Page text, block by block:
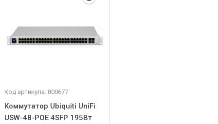
Код артикула: 800677
Коммутатор Ubiquiti UniFi
USW-48-POE 4SFP 195Вт